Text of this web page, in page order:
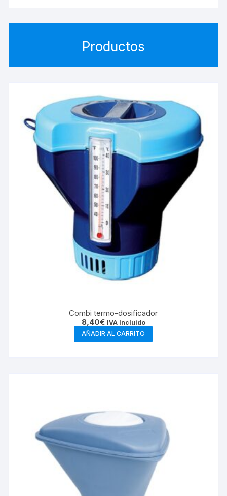
Productos
Combi termo-dosificador
8,40€ IVA Incluido
AÑADIR AL CARRITO